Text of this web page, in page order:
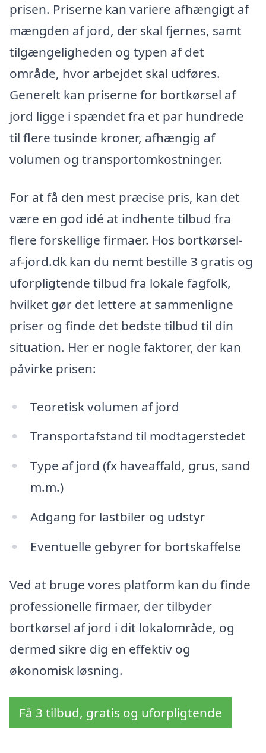
prisen. Priserne kan variere afhængigt af
mængden af jord, der skal fjernes, samt
tilgængeligheden og typen af det
område, hvor arbejdet skal udføres.
Generelt kan priserne for bortkørsel af
jord ligge i spændet fra et par hundrede
til flere tusinde kroner, afhængig af
volumen og transportomkostninger.
For at få den mest præcise pris, kan det
være en god idé at indhente tilbud fra
flere forskellige firmaer. Hos bortkørsel-
af-jord.dk kan du nemt bestille 3 gratis og
uforpligtende tilbud fra lokale fagfolk,
hvilket gør det lettere at sammenligne
priser og finde det bedste tilbud til din
situation. Her er nogle faktorer, der kan
påvirke prisen:
Teoretisk volumen af jord
Transportafstand til modtagerstedet
Type af jord (fx haveaffald, grus, sand
m.m.)
Adgang for lastbiler og udstyr
Eventuelle gebyrer for bortskaffelse
Ved at bruge vores platform kan du finde
professionelle firmaer, der tilbyder
bortkørsel af jord i dit lokalområde, og
dermed sikre dig en effektiv og
økonomisk løsning.
Få 3 tilbud, gratis og uforpligtende